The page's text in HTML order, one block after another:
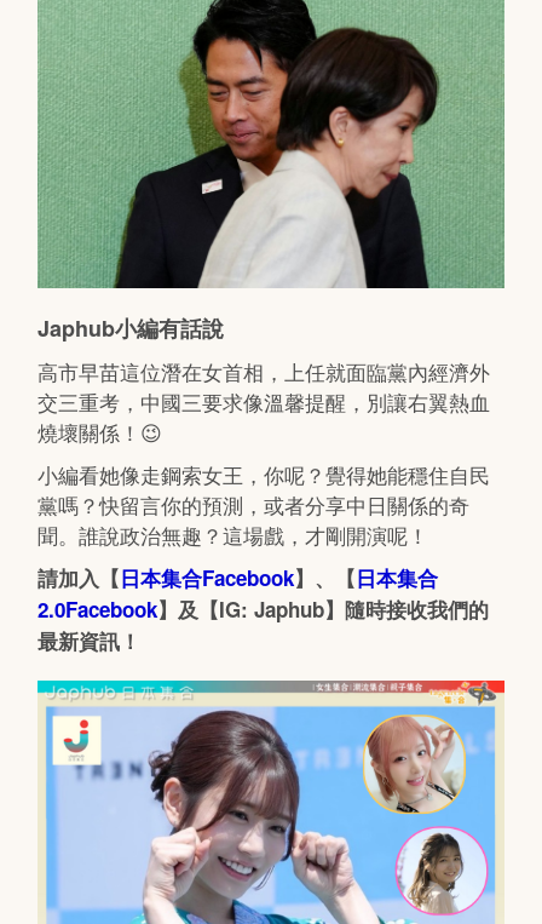
Japhub小編有話說
高市早苗這位潛在女首相，上任就面臨黨內經濟外
交三重考，中國三要求像溫馨提醒，別讓右翼熱血
燒壞關係！😉
小編看她像走鋼索女王，你呢？覺得她能穩住自民
黨嗎？快留言你的預測，或者分享中日關係的奇
聞。誰說政治無趣？這場戲，才剛開演呢！
請加入【日本集合Facebook】、【日本集合
2.0Facebook】及【IG: Japhub】隨時接收我們的
最新資訊！